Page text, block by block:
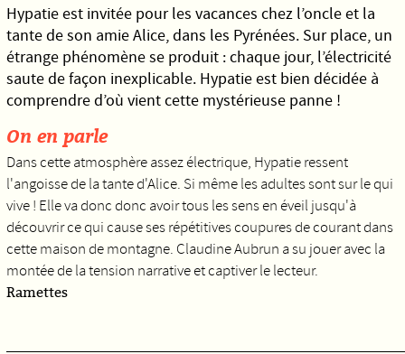
Hypatie est invitée pour les vacances chez l’oncle et la
tante de son amie Alice, dans les Pyrénées. Sur place, un
étrange phénomène se produit : chaque jour, l’électricité
saute de façon inexplicable. Hypatie est bien décidée à
comprendre d’où vient cette mystérieuse panne !
On en parle
Dans cette atmosphère assez électrique, Hypatie ressent
l'angoisse de la tante d'Alice. Si même les adultes sont sur le qui
vive ! Elle va donc donc avoir tous les sens en éveil jusqu'à
découvrir ce qui cause ses répétitives coupures de courant dans
cette maison de montagne. Claudine Aubrun a su jouer avec la
montée de la tension narrative et captiver le lecteur.
Ramettes